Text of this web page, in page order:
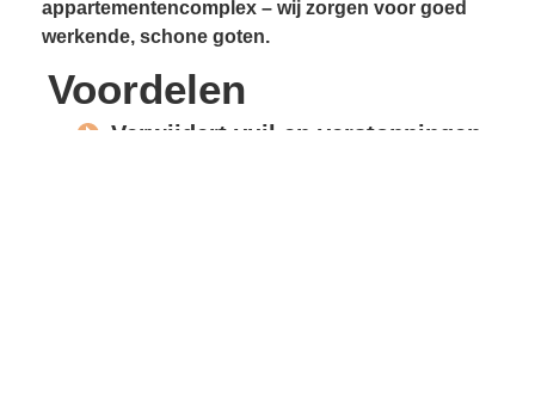
appartementencomplex – wij zorgen voor goed
werkende, schone goten.
Voordelen
Verwijdert vuil en verstoppingen